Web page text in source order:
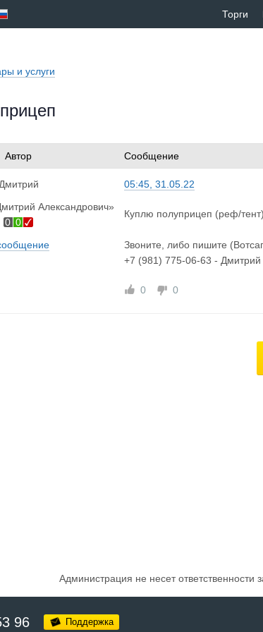
Торги
и услуги
Автор Сообщение
Дмитрий
Александрович»
0 0
05:45, 31.05.22
Куплю полуприцеп (реф/
Звоните, либо пишите
+7 (981) 775-06-63 - Дмитрий
0 0
Администрация не несет ответственности
96 Поддержка